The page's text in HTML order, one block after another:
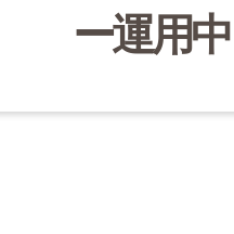
ー運用中